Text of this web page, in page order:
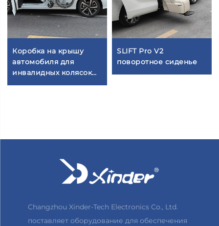
Коробка на крышу
автомобиля для
инвалидных колясок
WCT
SLIFT Pro V2
поворотное сиденье
Changzhou Xinder-Tech Electronics Co., Ltd.
поставляет оборудование для обеспечения